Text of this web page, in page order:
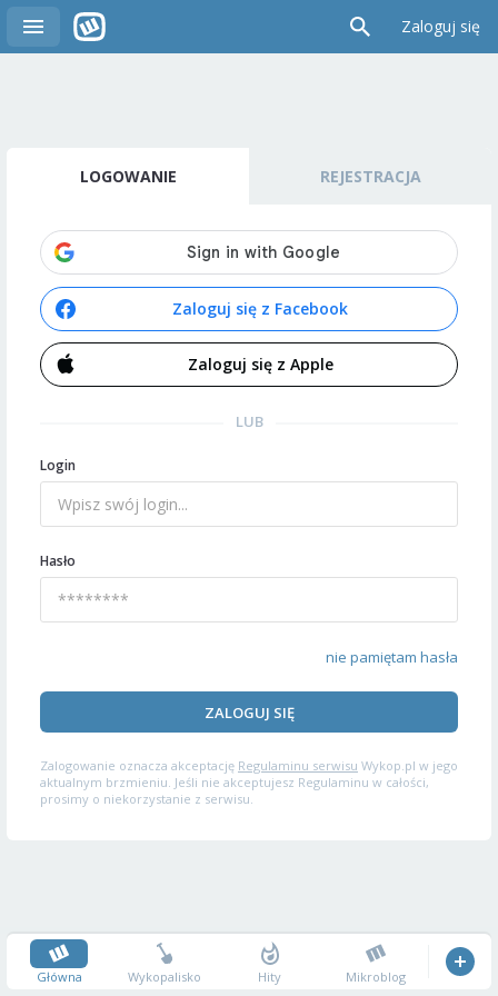
Zaloguj się
LOGOWANIE REJESTRACJA
Zaloguj się z Facebook
Zaloguj się z Apple
LUB
Login
Hasło
nie pamiętam hasła
ZALOGUJ SIĘ
Zalogowanie oznacza akceptację Regulaminu serwisu Wykop.pl w jego
aktualnym brzmieniu. Jeśli nie akceptujesz Regulaminu w całości,
prosimy o niekorzystanie z serwisu.
Główna Wykopalisko Hity Mikroblog